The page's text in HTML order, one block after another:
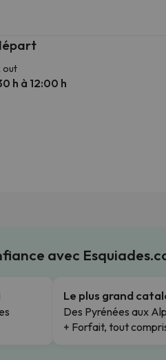
out
h à 12:00 h
avec
Le plus grand
Des Pyrénées aux
+ Forfait, tout